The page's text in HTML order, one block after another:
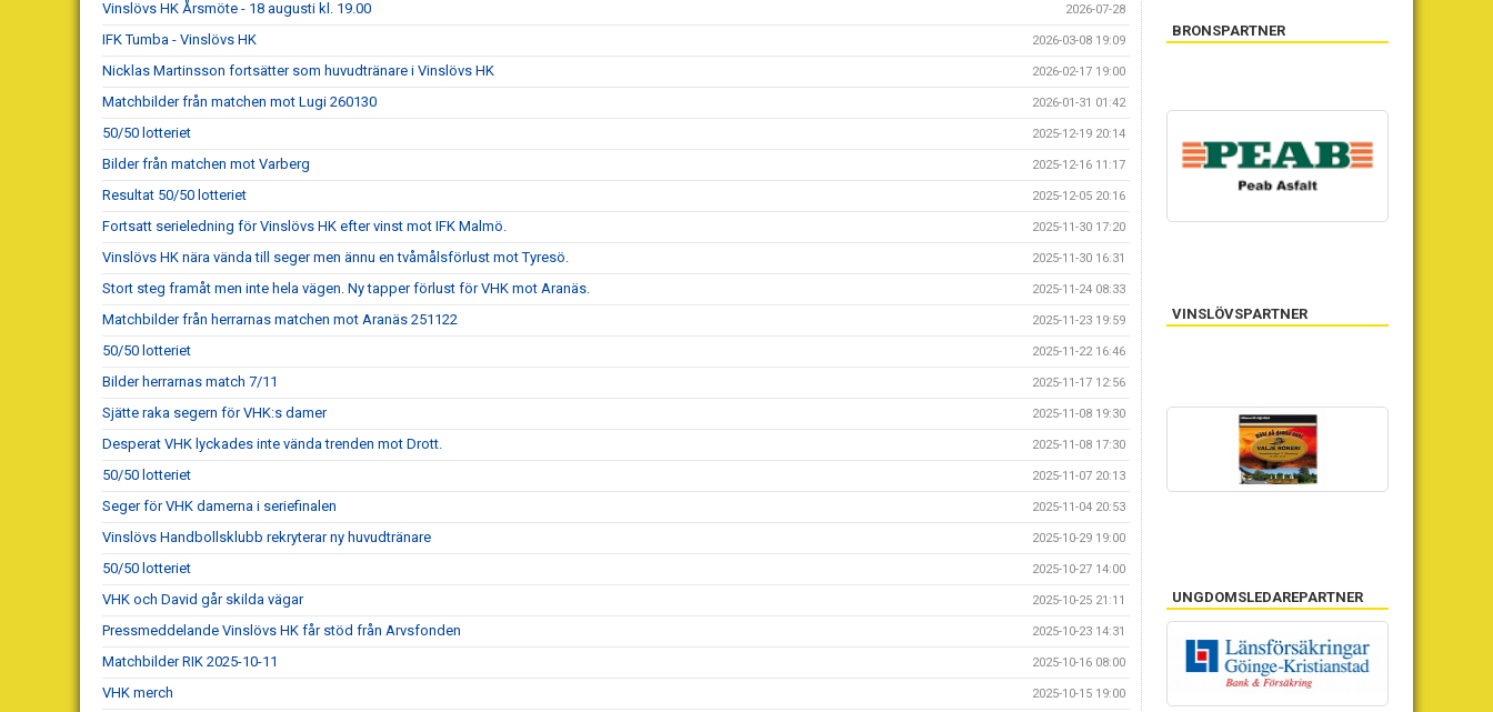
Vinslövs HK Årsmöte - 18 augusti kl. 19.00 2026-07-28
IFK Tumba - Vinslövs HK 2026-03-08 19:09
Nicklas Martinsson fortsätter som huvudtränare i Vinslövs HK 2026-02-17 19:00
Matchbilder från matchen mot Lugi 260130 2026-01-31 01:42
50/50 lotteriet 2025-12-19 20:14
Bilder från matchen mot Varberg 2025-12-16 11:17
Resultat 50/50 lotteriet 2025-12-05 20:16
Fortsatt serieledning för Vinslövs HK efter vinst mot IFK Malmö. 2025-11-30 17:20
Vinslövs HK nära vända till seger men ännu en tvåmålsförlust mot Tyresö. 2025-11-30 16:31
Stort steg framåt men inte hela vägen. Ny tapper förlust för VHK mot Aranäs. 2025-11-24 08:33
Matchbilder från herrarnas matchen mot Aranäs 251122 2025-11-23 19:59
50/50 lotteriet 2025-11-22 16:46
Bilder herrarnas match 7/11 2025-11-17 12:56
Sjätte raka segern för VHK:s damer 2025-11-08 19:30
Desperat VHK lyckades inte vända trenden mot Drott. 2025-11-08 17:30
50/50 lotteriet 2025-11-07 20:13
Seger för VHK damerna i seriefinalen 2025-11-04 20:53
Vinslövs Handbollsklubb rekryterar ny huvudtränare 2025-10-29 19:00
50/50 lotteriet 2025-10-27 14:00
VHK och David går skilda vägar 2025-10-25 21:11
Pressmeddelande Vinslövs HK får stöd från Arvsfonden 2025-10-23 14:31
Matchbilder RIK 2025-10-11 2025-10-16 08:00
VHK merch 2025-10-15 19:00
BRONSPARTNER
VINSLÖVSPARTNER
UNGDOMSLEDAREPARTNER
NÄTVERKSPARTNER